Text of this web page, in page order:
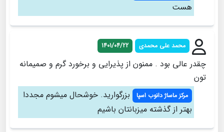
هست
محمد علی محمدی 1401/04/22
چقدر عالی بود . ممنون از پذیرایی و برخورد گرم و صمیمانه
تون
مرکز ماساژ دانوب اسپا
بزرگوارید. خوشحال میشوم مجددا
بهتر از گذشته میزبانتان باشیم